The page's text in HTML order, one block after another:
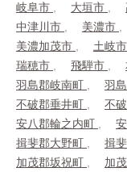
岐阜市 大垣市
中津川市
美濃市
美濃加茂市
土岐市
瑞穂市
飛騨市
羽島郡岐南町
羽
不破郡垂井町
不
安八郡輪之内町
揖斐郡大野町
揖
加茂郡坂祝町
加